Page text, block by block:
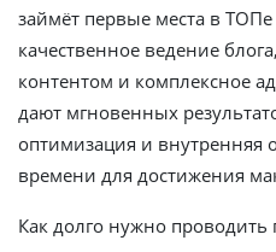
займёт первые места в
качественное ведение
контентом и комплексное
дают мгновенных
оптимизация и внутренняя
времени для достижения
Как долго нужно